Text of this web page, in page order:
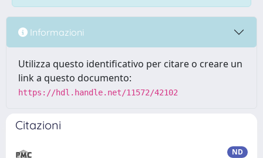
Informazioni
Utilizza questo identificativo per citare o creare un
link a questo documento:
https://hdl.handle.net/11572/42102
Citazioni
ND